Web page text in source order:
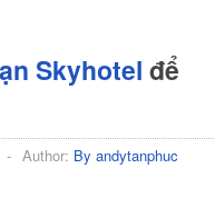
Skyhotel để
- Author: By andytanphuc